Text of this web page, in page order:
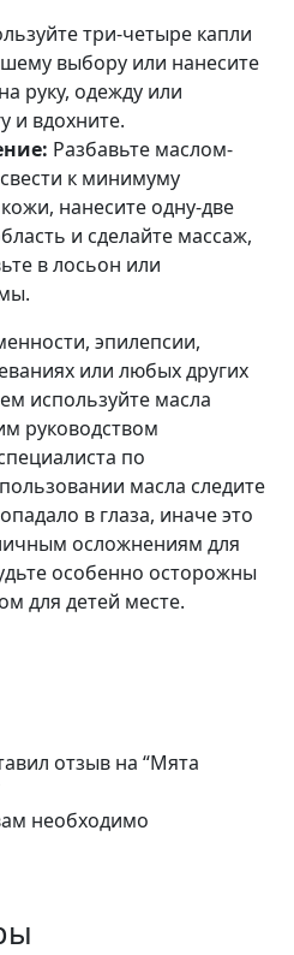
три-четыре капли
выбору или нанесите
руку, одежду или
и вдохните.
Разбавьте маслом-
к минимуму
нанесите одну-две
и сделайте массаж,
в лосьон или
эпилепсии,
или любых других
используйте масла
руководством
по
масла следите
в глаза, иначе это
осложнениям для
особенно осторожны
для детей месте.
отзыв на “Мята
необходимо